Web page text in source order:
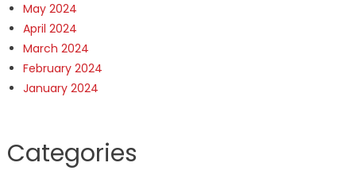
May 2024
April 2024
March 2024
February 2024
January 2024
Categories